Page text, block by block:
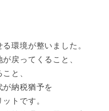
環境が整いました。
戻ってくること、
と、
が納税猶予を
トです。